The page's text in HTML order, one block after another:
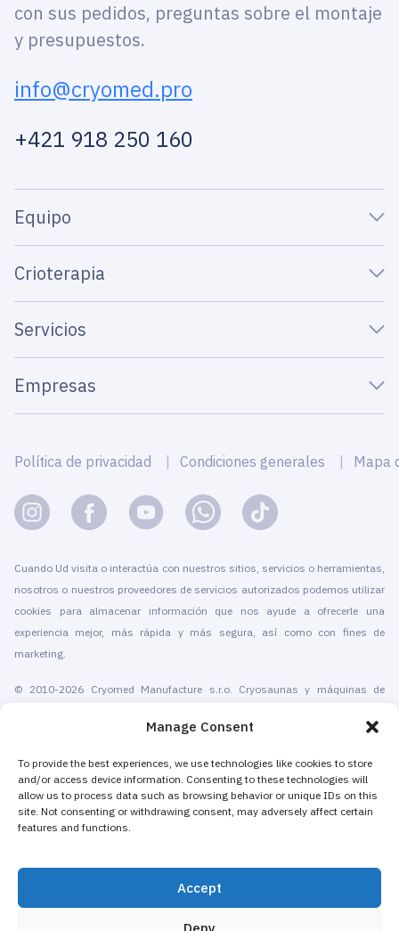
Manage Consent
To provide the best experiences, we use technologies like cookies to store
and/or access device information. Consenting to these technologies will
allow us to process data such as browsing behavior or unique IDs on this
site. Not consenting or withdrawing consent, may adversely affect certain
features and functions.
Accept
Deny
con sus pedidos, preguntas sobre el montaje
y presupuestos.
info@cryomed.pro
+421 918 250 160
Equipo
Crioterapia
Servicios
Empresas
Política de privacidad Condiciones generales Mapa
Cuando Ud visita o interactúa con nuestros sitios, servicios o herramientas,
nosotros o nuestros proveedores de servicios autorizados podemos utilizar
cookies para almacenar información que nos ayude a ofrecerle una
experiencia mejor, más rápida y más segura, así como con fines de
marketing.
© 2010-2026 Cryomed Manufacture s.r.o. Cryosaunas y máquinas de
Cryomed fabrica equipos de crioterapia desde 2002. Nuestras criosaunas
de cuerpo entero dispositivos criogénicos locales cuentan con la
certificación CE. Ofrecemos servicios de instalación, mantenimiento,
tanto para centros de crioterapia independientes como para empresas
existentes que añaden la crioterapia para aumentar sus ingresos. La
mayoría de las máquinas de crioterapia local y de cuerpo entero de Cryomed